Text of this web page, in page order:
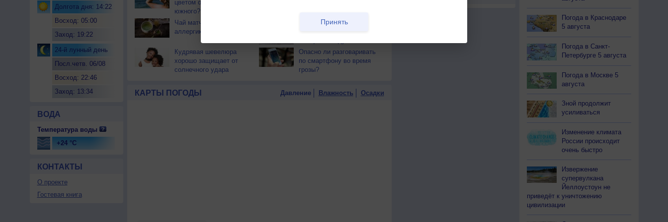
Долгота дня: 14:22
Восход: 05:00
Заход: 19:22
24-й лунный день
Посл.четв. 06/08
Восход: 22:46
Заход: 13:34
ВОДА
Температура воды
+24 °C
КОНТАКТЫ
О проекте
Гостевая книга
цветом отличается от
южного?
Чай матча может помочь
аллергикам
Действительно ли
Кудрявая шевелюра
хорошо защищает от
солнечного удара
Опасно ли разговаривать
по смартфону во время
грозы?
КАРТЫ ПОГОДЫ Давление Влажность Осадки
Погода в Краснодаре
5 августа
Погода в Санкт-
Петербурге 5 августа
Погода в Москве 5
августа
Зной продолжит
усиливаться
Изменение климата
России происходит
очень быстро
Извержение
супервулкана
Йеллоустоун не
приведёт к уничтожению
цивилизации
Принять